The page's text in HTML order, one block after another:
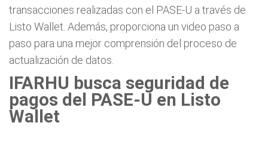
transacciones realizadas con el PASE-U a través de
Listo Wallet. Además, proporciona un video paso a
paso para una mejor comprensión del proceso de
actualización de datos.
IFARHU busca seguridad de
pagos del PASE-U en Listo
Wallet